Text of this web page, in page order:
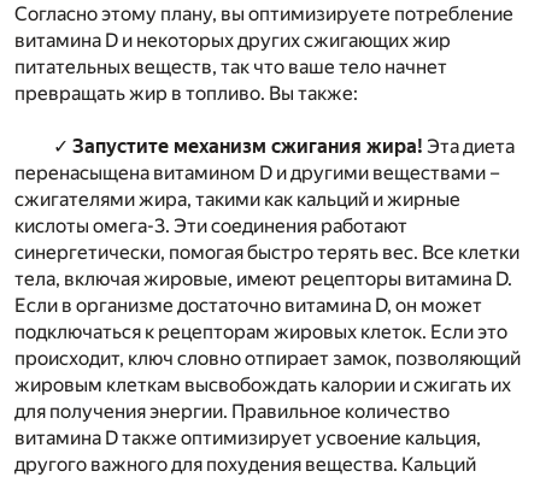
Согласно этому плану, вы оптимизируете потребление
витамина D и некоторых других сжигающих жир
питательных веществ, так что ваше тело начнет
превращать жир в топливо. Вы также:
✓ Запустите механизм сжигания жира! Эта диета
перенасыщена витамином D и другими веществами –
сжигателями жира, такими как кальций и жирные
кислоты омега-3. Эти соединения работают
синергетически, помогая быстро терять вес. Все клетки
тела, включая жировые, имеют рецепторы витамина D.
Если в организме достаточно витамина D, он может
подключаться к рецепторам жировых клеток. Если это
происходит, ключ словно отпирает замок, позволяющий
жировым клеткам высвобождать калории и сжигать их
для получения энергии. Правильное количество
витамина D также оптимизирует усвоение кальция,
другого важного для похудения вещества. Кальций